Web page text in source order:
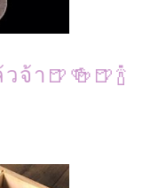
า🍺🍻🍺🍾